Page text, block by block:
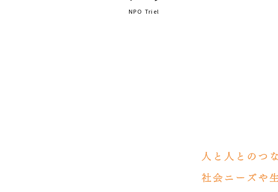
NPO Triel